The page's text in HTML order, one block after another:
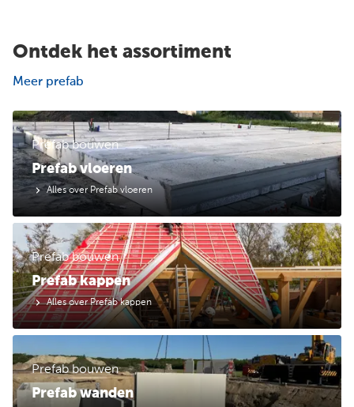
Ontdek het assortiment
Meer prefab
Prefab vloeren
Prefab bouwen
Alles over Prefab vloeren
Prefab kappen
Prefab bouwen
Alles over Prefab kappen
Prefab wanden
Prefab bouwen